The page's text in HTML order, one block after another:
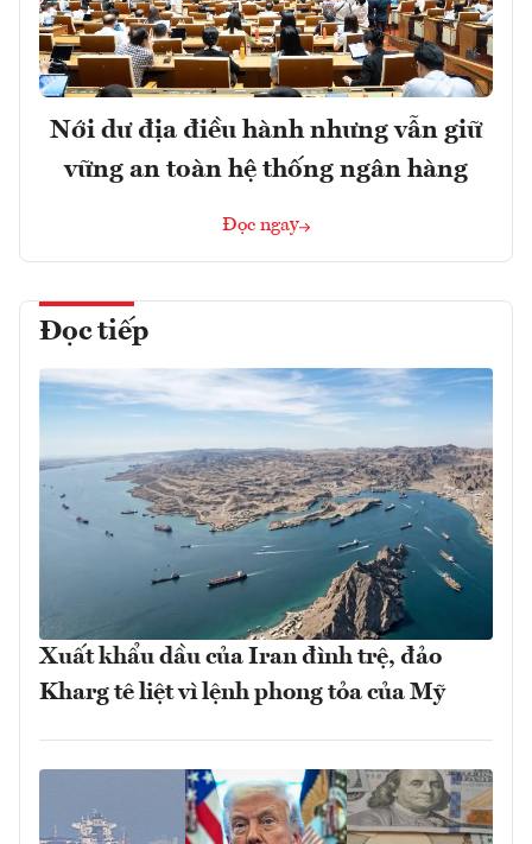
Nới dư địa điều hành nhưng vẫn giữ
vững an toàn hệ thống ngân hàng
Đọc ngay
Đọc tiếp
Xuất khẩu dầu của Iran đình trệ, đảo
Kharg tê liệt vì lệnh phong tỏa của Mỹ